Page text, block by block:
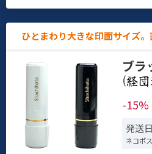
ひとまわり大きな印面サイズ。
ブラ
(
-15%
発送
ネコポ